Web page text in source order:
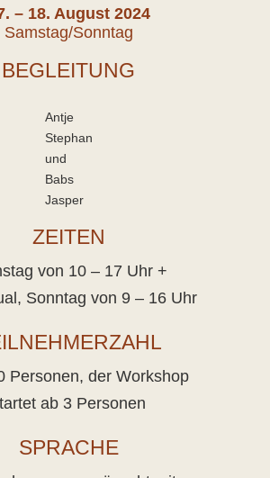
– 18. August 2024
Samstag/Sonntag
BEGLEITUNG
Antje
Stephan
und
Babs
Jasper
ZEITEN
von 10 – 17 Uhr +
Sonntag von 9 – 16 Uhr
Personen, der Workshop
ab 3 Personen
SPRACHE